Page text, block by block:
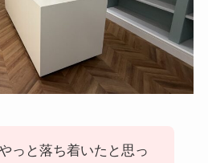
っと落ち着いたと思っ